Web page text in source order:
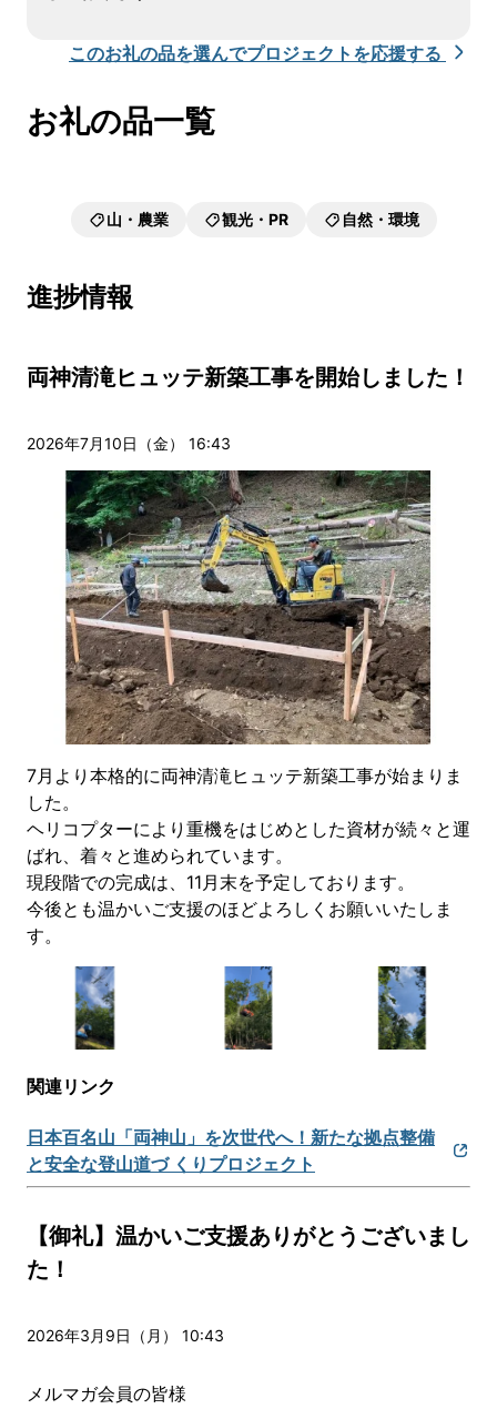
このお礼の品を選んでプロジェクトを応援する
お礼の品一覧
山・農業 観光・PR 自然・環境
進捗情報
両神清滝ヒュッテ新築工事を開始しました！
2026年7月10日（金） 16:43
7月より本格的に両神清滝ヒュッテ新築工事が始まりま
した。
ヘリコプターにより重機をはじめとした資材が続々と運
ばれ、着々と進められています。
現段階での完成は、11月末を予定しております。
今後とも温かいご支援のほどよろしくお願いいたしま
す。
関連リンク
日本百名山「両神山」を次世代へ！新たな拠点整備
と安全な登山道づ くりプロジェクト
【御礼】温かいご支援ありがとうございまし
た！
2026年3月9日（月） 10:43
メルマガ会員の皆様